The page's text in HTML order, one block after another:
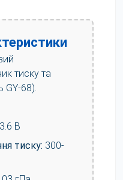
тиску та
GY-68).
В
тиску: 300-